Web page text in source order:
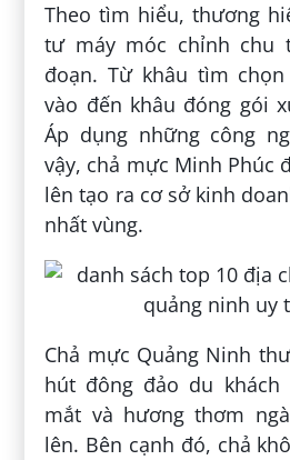
Theo tìm hiểu, thương
tư máy móc chỉnh chu
đoạn. Từ khâu tìm
vào đến khâu đóng gói
Áp dụng những công
vậy, chả mực Minh Phúc
lên tạo ra cơ sở kinh
nhất vùng.
Chả mực Quảng Ninh
hút đông đảo du
mắt và hương thơm
lên. Bên cạnh đó, chả